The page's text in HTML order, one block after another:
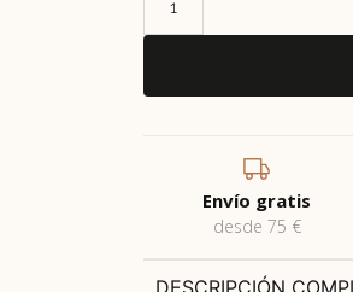
Envío gratis
desde 75 €
DESCRIPCIÓN